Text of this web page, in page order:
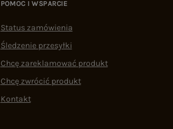
POMOC I WSPARCIE
Status zamówienia
Śledzenie przesyłki
Chcę zareklamować produkt
Chcę zwrócić produkt
Kontakt